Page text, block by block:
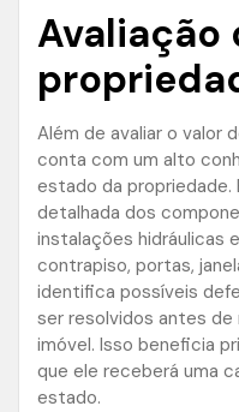
Avaliação
Além de avaliar o valor
conta com um alto
estado da propriedade.
detalhada dos
instalações hidráulicas
contrapiso, portas,
identifica possíveis
ser resolvidos antes de
imóvel. Isso beneficia
que ele receberá uma
estado.